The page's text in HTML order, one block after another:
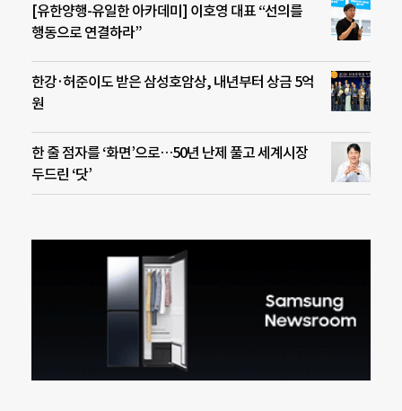
[유한양행-유일한 아카데미] 이호영 대표 “선의를
행동으로 연결하라”
한강·허준이도 받은 삼성호암상, 내년부터 상금 5억
원
한 줄 점자를 ‘화면’으로…50년 난제 풀고 세계시장
두드린 ‘닷’